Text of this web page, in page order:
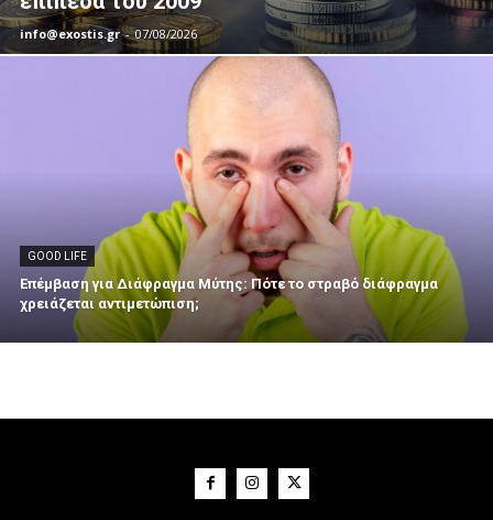
info@exostis.gr - 07/08/2026
GOOD LIFE
Επέμβαση για Διάφραγμα Μύτης: Πότε το στραβό διάφραγμα
χρειάζεται αντιμετώπιση;